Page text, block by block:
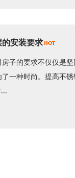
安装要求
子的要求不仅仅是
一种时尚。提高不